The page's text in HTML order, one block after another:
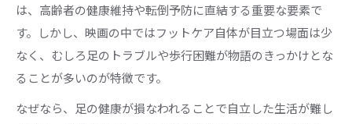
は、高齢者の健康維持や転倒予防に直結する重要な要素で
す。しかし、映画の中ではフットケア自体が目立つ場面は少
なく、むしろ足のトラブルや歩行困難が物語のきっかけとな
ることが多いのが特徴です。
なぜなら、足の健康が損なわれることで自立した生活が難し